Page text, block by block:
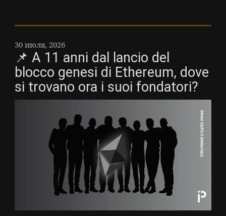
30 июля, 2026
📌 A 11 anni dal lancio del
blocco genesi di Ethereum, dove
si trovano ora i suoi fondatori?